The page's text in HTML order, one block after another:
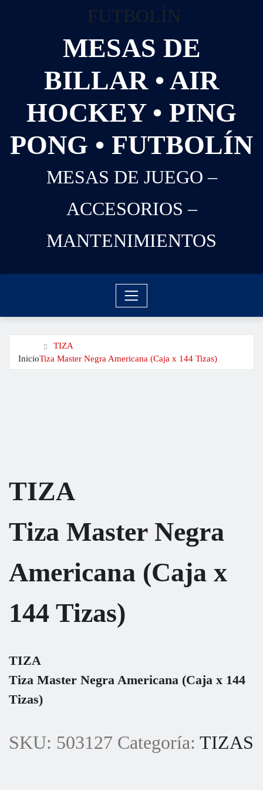
MESAS DE
BILLAR • AIR
HOCKEY • PING
PONG • FUTBOLÍN
MESAS DE JUEGO –
ACCESORIOS –
MANTENIMIENTOS
Inicio
TIZA
Tiza Master Negra Americana (Caja x 144 Tizas)
TIZA
Tiza Master Negra
Americana (Caja x
144 Tizas)
TIZA
Tiza Master Negra Americana (Caja x 144
Tizas)
SKU: 503127 Categoría: TIZAS